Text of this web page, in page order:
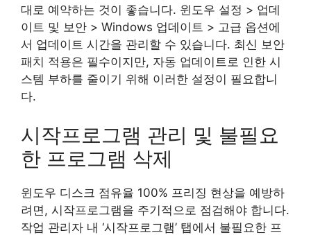
대로 예약하는 것이 좋습니다. 윈도우 설정 > 업데
이트 및 보안 > Windows 업데이트 > 고급 옵션에
서 업데이트 시간을 관리할 수 있습니다. 최신 보안
패치 적용은 필수이지만, 자동 업데이트로 인한 시
스템 부하를 줄이기 위해 이러한 설정이 필요합니
다.
시작프로그램 관리 및 불필요
한 프로그램 삭제
윈도우 디스크 점유율 100% 프리징 현상을 예방하
려면, 시작프로그램을 주기적으로 점검해야 합니다.
작업 관리자 내 ‘시작프로그램’ 탭에서 불필요한 프